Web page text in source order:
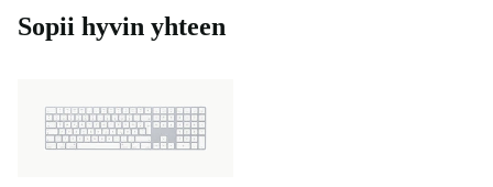
Sopii hyvin yhteen